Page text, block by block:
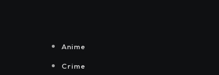
Anime
Crime